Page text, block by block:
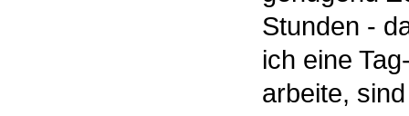
Stunden -
ich eine
arbeite,